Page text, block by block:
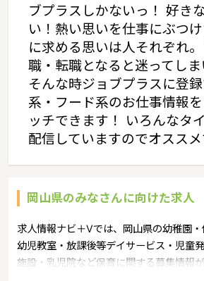
ブプラスしかないっ！ 好き
い！熱い思いを仕事にぶつ
に求める思いは人それぞれ
職・転職となると迷ってしま
そんな時ジョブプラスに登
系・フード系のお仕事情報
ッチできます！ いろんなタ
配信していますのでオススメ
岡山県のみなさんに向けた求人
求人情報ナビ＋Vでは、岡山県の幼稚園・
幼児教室・放課後等デイサービス・児童
施設・乳児院など保育に関する募集情報